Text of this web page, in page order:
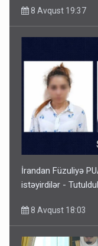
8 Avqust 19:37
İrandan Füzuliyə
istəyirdilər -
8 Avqust 18:03